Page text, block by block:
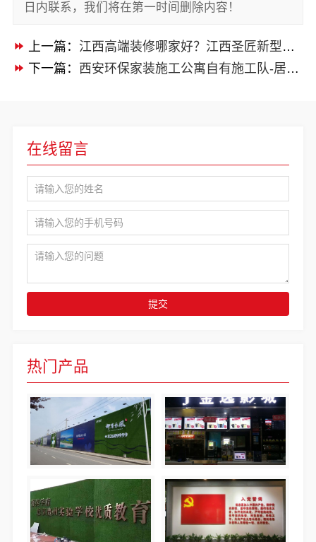
日内联系，我们将在第一时间删除内容！
上一篇： 江西高端装修哪家好？江西圣匠新型环保材料有限公司
下一篇：
西安环保家装施工公寓自有施工队-居安天成（西安）建筑工程有限责任公司
热门产品
在线留言
提交